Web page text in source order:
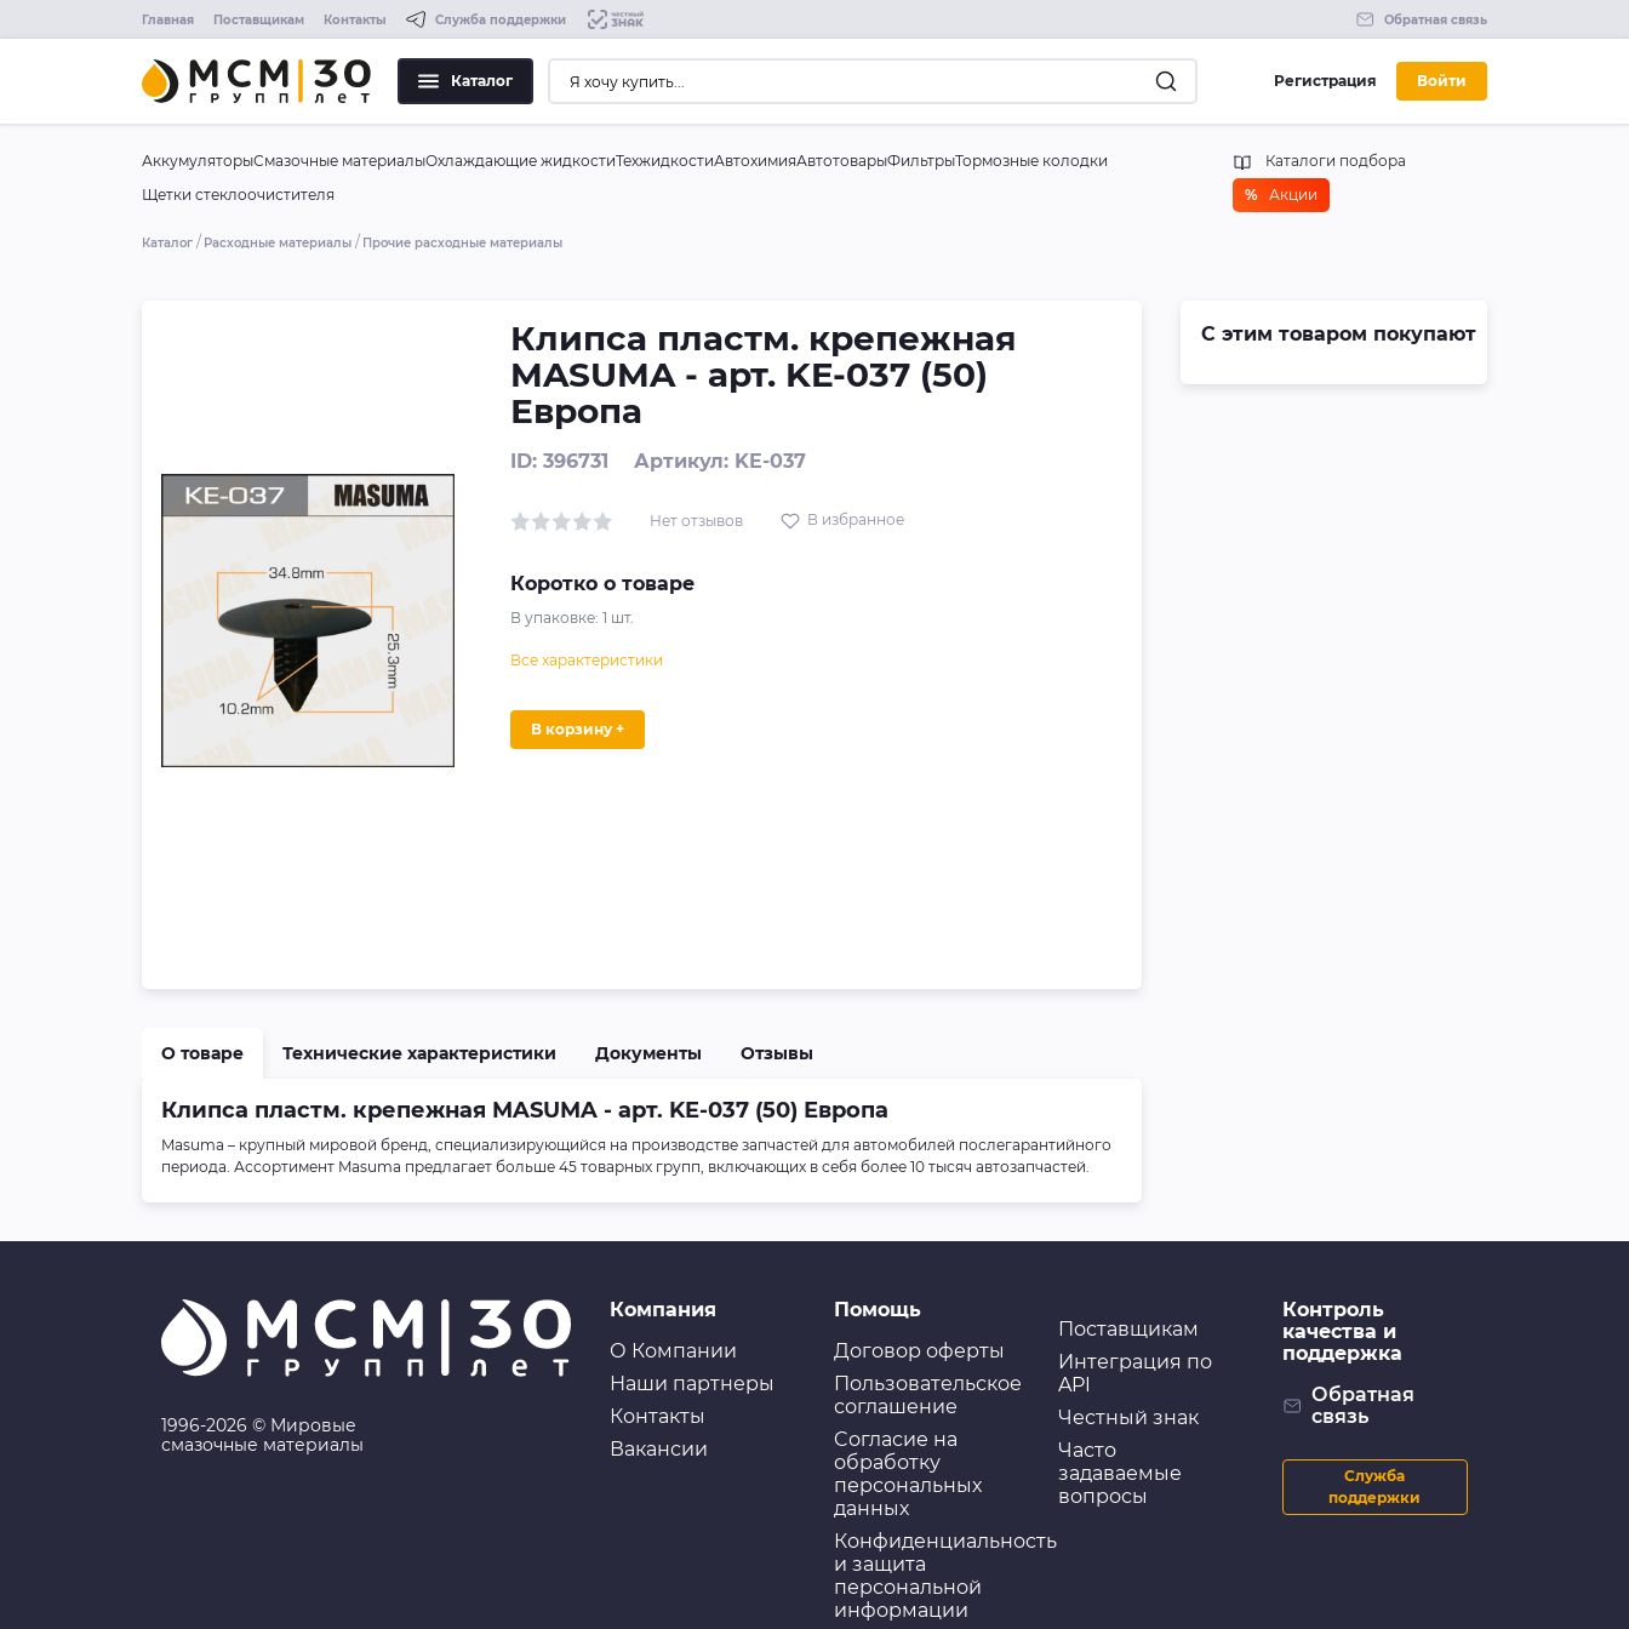
Главная Поставщикам Контакты Служба поддержки Обратная связь
Каталог Регистрация Войти
АккумуляторыСмазочные материалыОхлаждающие жидкостиТехжидкостиАвтохимияАвтотоварыФильтрыТормозные колодки
Щетки стеклоочистителя
Каталоги подбора
% Акции
Каталог Расходные материалы Прочие расходные материалы
Клипса пластм. крепежная
MASUMA - арт. KE-037 (50)
Европа
ID: 396731 Артикул: KE-037
Нет отзывов В избранное
Коротко о товаре
В упаковке:1 шт.
Все характеристики
В корзину +
О товаре Технические характеристики Документы Отзывы
Клипса пластм. крепежная MASUMA - арт. KE-037 (50) Европа
Masuma – крупный мировой бренд, специализирующийся на производстве запчастей для автомобилей послегарантийного
периода. Ассортимент Masuma предлагает больше 45 товарных групп, включающих в себя более 10 тысяч автозапчастей.
С этим товаром покупают
1996-2026 © Мировые
смазочные материалы
Компания
О Компании
Наши партнеры
Контакты
Вакансии
Помощь
Договор оферты
Пользовательское
соглашение
Cогласие на
обработку
персональных
данных
Конфиденциальность
и защита
персональной
информации
Поставщикам
Интеграция по
API
Честный знак
Часто
задаваемые
вопросы
Контроль
качества и
поддержка
Обратная
связь
Служба
поддержки